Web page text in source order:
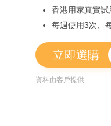
香港用家真實
每週使用3次、
立即選購
資料由客戶提供